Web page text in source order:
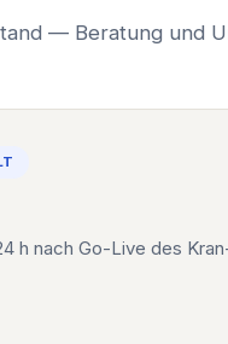
— Beratung und
h nach Go-Live des